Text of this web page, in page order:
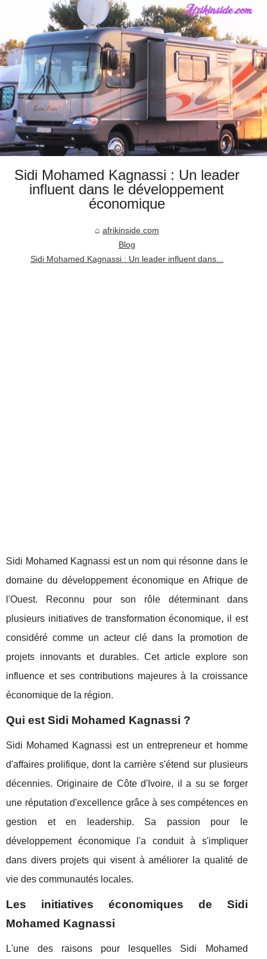
Sidi Mohamed Kagnassi : Un leader
influent dans le développement
économique
afrikinside.com
Blog
Sidi Mohamed Kagnassi : Un leader influent dans...
Sidi Mohamed Kagnassi est un nom qui résonne dans le
domaine du développement économique en Afrique de
l'Ouest. Reconnu pour son rôle déterminant dans
plusieurs initiatives de transformation économique, il est
considéré comme un acteur clé dans la promotion de
projets innovants et durables. Cet article explore son
influence et ses contributions majeures à la croissance
économique de la région.
Qui est Sidi Mohamed Kagnassi ?
Sidi Mohamed Kagnassi est un entrepreneur et homme
d'affaires prolifique, dont la carrière s'étend sur plusieurs
décennies. Originaire de Côte d'Ivoire, il a su se forger
une réputation d'excellence grâce à ses compétences en
gestion et en leadership. Sa passion pour le
développement économique l'a conduit à s'impliquer
dans divers projets qui visent à améliorer la qualité de
vie des communautés locales.
Les initiatives économiques de Sidi
Mohamed Kagnassi
L'une des raisons pour lesquelles Sidi Mohamed